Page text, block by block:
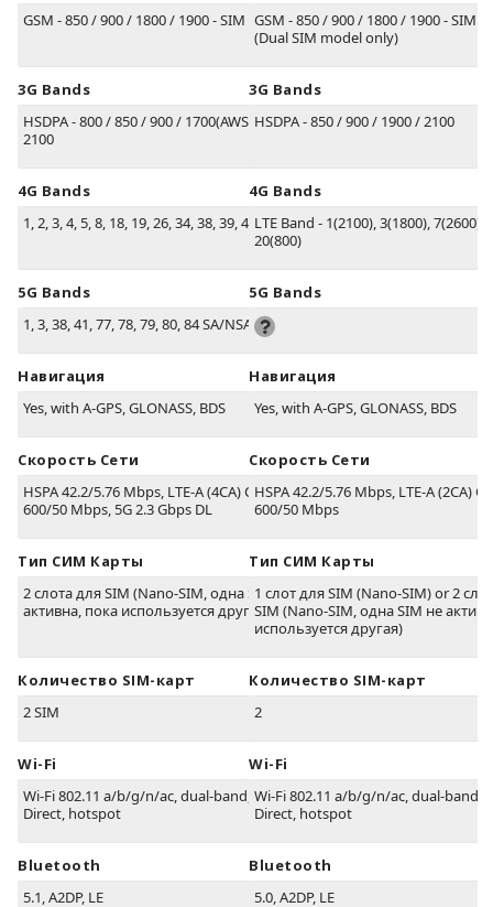
GSM - 850 / 900 / 1800 / 1900 - SIM 1 & SIM 2
3G Bands
HSDPA - 800 / 850 / 900 / 1700(AWS) / 1900 /
2100
4G Bands
1, 2, 3, 4, 5, 8, 18, 19, 26, 34, 38, 39, 40, 41
5G Bands
1, 3, 38, 41, 77, 78, 79, 80, 84 SA/NSA
Навигация
Yes, with A-GPS, GLONASS, BDS
Скорость Сети
HSPA 42.2/5.76 Mbps, LTE-A (4CA) Cat12
600/50 Mbps, 5G 2.3 Gbps DL
Тип СИМ Карты
2 слота для SIM (Nano-SIM, одна SIM не
активна, пока используется другая)
Количество SIM-карт
2 SIM
Wi-Fi
Wi-Fi 802.11 a/b/g/n/ac, dual-band, Wi-Fi
Direct, hotspot
Bluetooth
5.1, A2DP, LE
GSM - 850 / 900 / 1800 / 1900 - SIM 1
(Dual SIM model only)
3G Bands
HSDPA - 850 / 900 / 1900 / 2100
4G Bands
LTE Band - 1(2100), 3(1800), 7(2600),
20(800)
5G Bands
Навигация
Yes, with A-GPS, GLONASS, BDS
Скорость Сети
HSPA 42.2/5.76 Mbps, LTE-A (2CA)
600/50 Mbps
Тип СИМ Карты
1 слот для SIM (Nano-SIM) or 2
SIM (Nano-SIM, одна SIM не
используется другая)
Количество SIM-карт
2
Wi-Fi
Wi-Fi 802.11 a/b/g/n/ac, dual-band,
Direct, hotspot
Bluetooth
5.0, A2DP, LE